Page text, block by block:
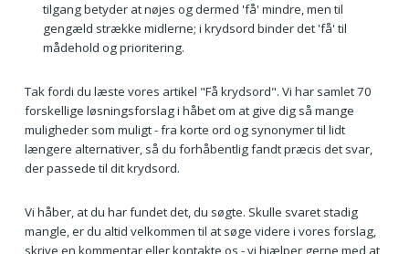
tilgang betyder at nøjes og dermed 'få' mindre, men til
gengæld strække midlerne; i krydsord binder det 'få' til
mådehold og prioritering.
Tak fordi du læste vores artikel "Få krydsord". Vi har samlet 70
forskellige løsningsforslag i håbet om at give dig så mange
muligheder som muligt - fra korte ord og synonymer til lidt
længere alternativer, så du forhåbentlig fandt præcis det svar,
der passede til dit krydsord.
Vi håber, at du har fundet det, du søgte. Skulle svaret stadig
mangle, er du altid velkommen til at søge videre i vores forslag,
skrive en kommentar eller kontakte os - vi hjælper gerne med at